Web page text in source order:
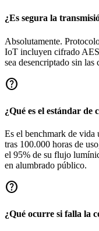
¿Es segura la
Absolutamente.
IoT incluyen cifrado
sea desencriptado sin
help
¿Qué es el estándar de
Es el benchmark de vida
tras 100.000 horas de
el 95% de su flujo
en alumbrado público.
help
¿Qué ocurre si falla la